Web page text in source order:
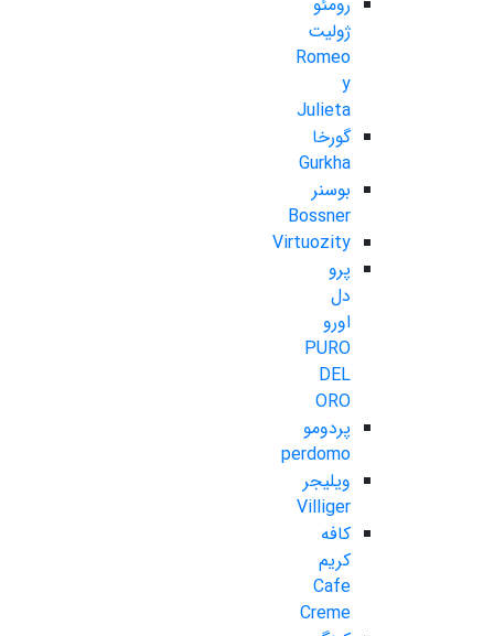
ژولیت
Romeo
y
Julieta
گورخا
Gurkha
بوسنر
Bossner
Virtuozity
پرو
دل
اورو
PURO
DEL
ORO
پردومو
perdomo
ویلیجر
Villiger
کافه
کریم
Cafe
Creme